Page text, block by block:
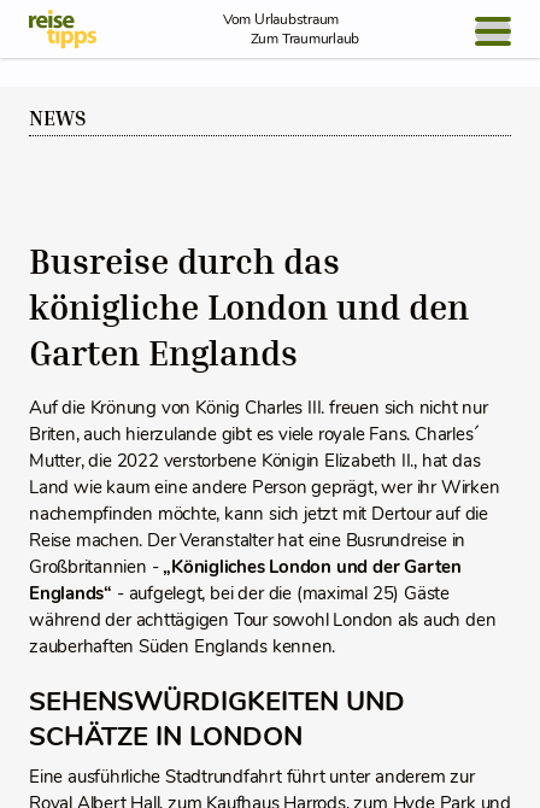
Skip to Content
Vom Urlaubstraum
Zum Traumurlaub
NEWS
Busreise durch das
königliche London und den
Garten Englands
Auf die Krönung von König Charles III. freuen sich nicht nur
Briten, auch hierzulande gibt es viele royale Fans. Charles´
Mutter, die 2022 verstorbene Königin Elizabeth II., hat das
Land wie kaum eine andere Person geprägt, wer ihr Wirken
nachempfinden möchte, kann sich jetzt mit Dertour auf die
Reise machen. Der Veranstalter hat eine Busrundreise in
Großbritannien -„Königliches London und der Garten
Englands“ - aufgelegt, bei der die (maximal 25) Gäste
während der achttägigen Tour sowohl London als auch den
zauberhaften Süden Englands kennen.
SEHENSWÜRDIGKEITEN UND
SCHÄTZE IN LONDON
Eine ausführliche Stadtrundfahrt führt unter anderem zur
Royal Albert Hall, zum Kaufhaus Harrods, zum Hyde Park und